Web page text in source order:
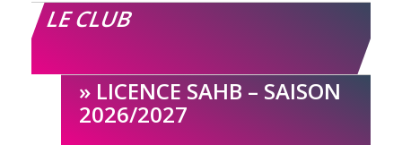
LE CLUB
LICENCE SAHB – SAISON
2026/2027